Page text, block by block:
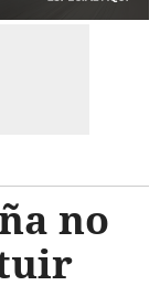
no